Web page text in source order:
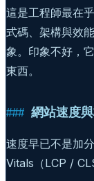
這是工程師最在
式碼、架構與效
象。印象不好，
東西。
網站速度
速度早已不是加
Vitals（LCP /